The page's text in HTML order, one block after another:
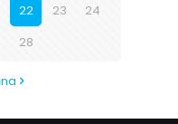
22 23
24
28